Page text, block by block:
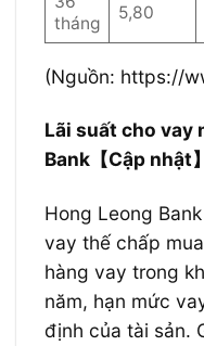
tháng
5,80
(Nguồn: https://
Lãi suất cho vay
Bank【Cập nhật
Hong Leong
vay thế chấp
hàng vay trong
năm, hạn mức
định của tài sản.